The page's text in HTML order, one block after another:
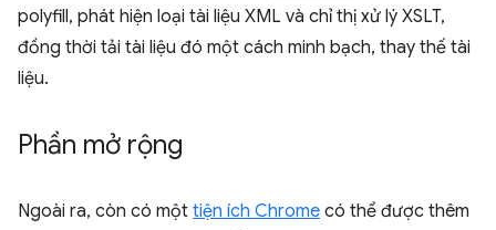
polyfill, phát hiện loại tài liệu XML và chỉ thị xử lý XSLT,
đồng thời tải tài liệu đó một cách minh bạch, thay thế tài
liệu.
Phần mở rộng
Ngoài ra, còn có một tiện ích Chrome có thể được thêm